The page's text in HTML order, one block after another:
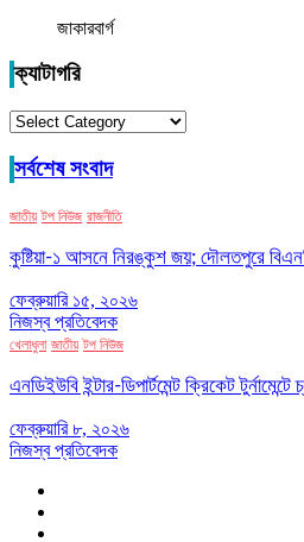
জাকারবার্গ
ক্যাটাগরি
ক্যাটাগরি
সর্বশেষ সংবাদ
জাতীয় টপ নিউজ রাজনীতি
কুষ্টিয়া-১ আসনে নিরঙ্কুশ জয়; দৌলতপুরে
ফেব্রুয়ারি ১৫, ২০২৬
নিজস্ব প্রতিবেদক
খেলাধুলা জাতীয় টপ নিউজ
এনডিইউবি ইন্টার-ডিপার্টমেন্ট ক্রিকেট টুর্নামেন্টে
ফেব্রুয়ারি ৮, ২০২৬
নিজস্ব প্রতিবেদক